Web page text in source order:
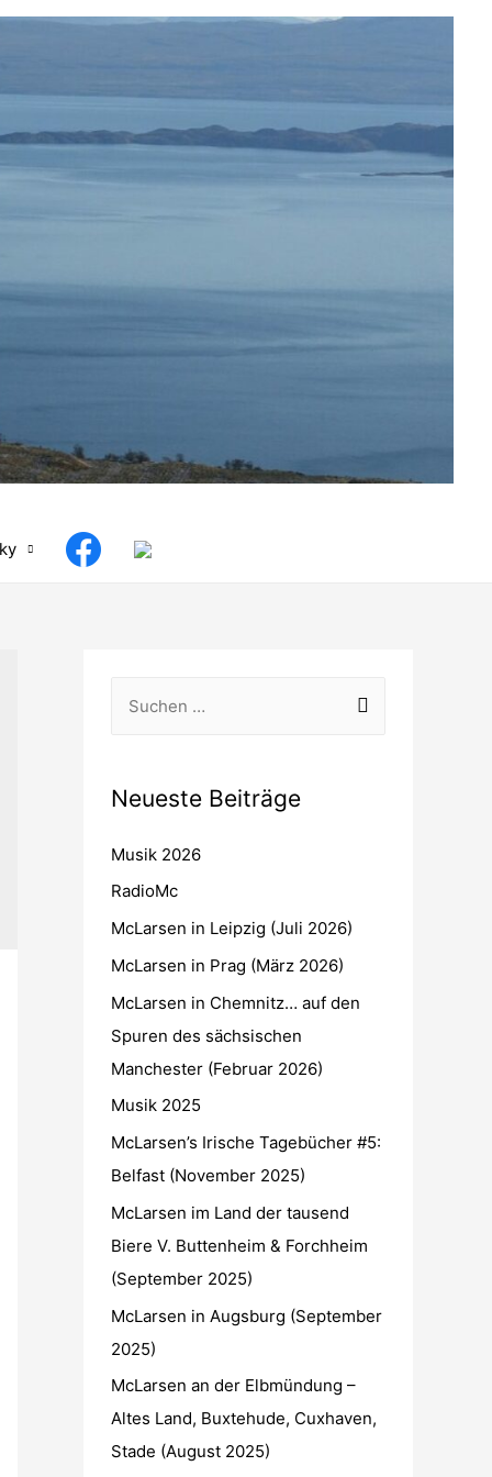
h
n
n
a
c
Neueste Beiträge
Musik 2026
RadioMc
McLarsen in Leipzig (Juli 2026)
McLarsen in Prag (März 2026)
McLarsen in Chemnitz… auf den
Spuren des sächsischen
Manchester (Februar 2026)
Musik 2025
McLarsen’s Irische Tagebücher #5:
Belfast (November 2025)
McLarsen im Land der tausend
Biere V. Buttenheim & Forchheim
(September 2025)
McLarsen in Augsburg (September
2025)
McLarsen an der Elbmündung –
Altes Land, Buxtehude, Cuxhaven,
Stade (August 2025)